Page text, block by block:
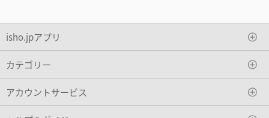
isho.jpアプリ
カテゴリー
アカウントサービス